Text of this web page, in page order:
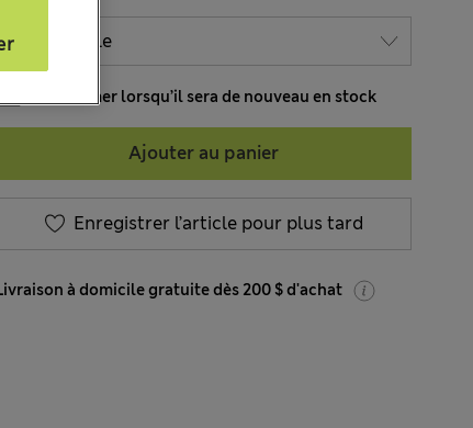
M’informer lorsqu’il sera de nouveau en stock
Ajouter au panier
Enregistrer l’article pour plus tard
à domicile gratuite dès 200 $ d'achat